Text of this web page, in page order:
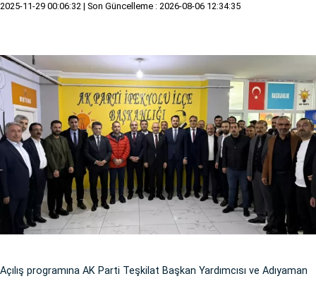
2025-11-29 00:06:32 | Son Güncelleme : 2026-08-06 12:34:35
Açılış programına AK Parti Teşkilat Başkan Yardımcısı ve Adıyaman